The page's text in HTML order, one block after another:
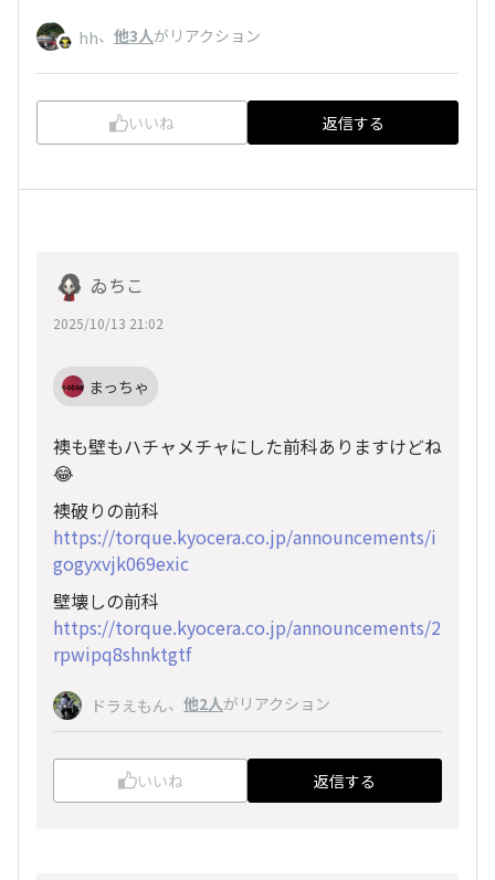
hh、 他3人がリアクション
いいね 返信する
ゐちこ
2025/10/13 21:02
まっちゃ
襖も壁もハチャメチャにした前科ありますけどね
😂
襖破りの前科
https://torque.kyocera.co.jp/announcements/i
gogyxvjk069exic
壁壊しの前科
https://torque.kyocera.co.jp/announcements/2
rpwipq8shnktgtf
ドラえもん、 他2人がリアクション
いいね 返信する